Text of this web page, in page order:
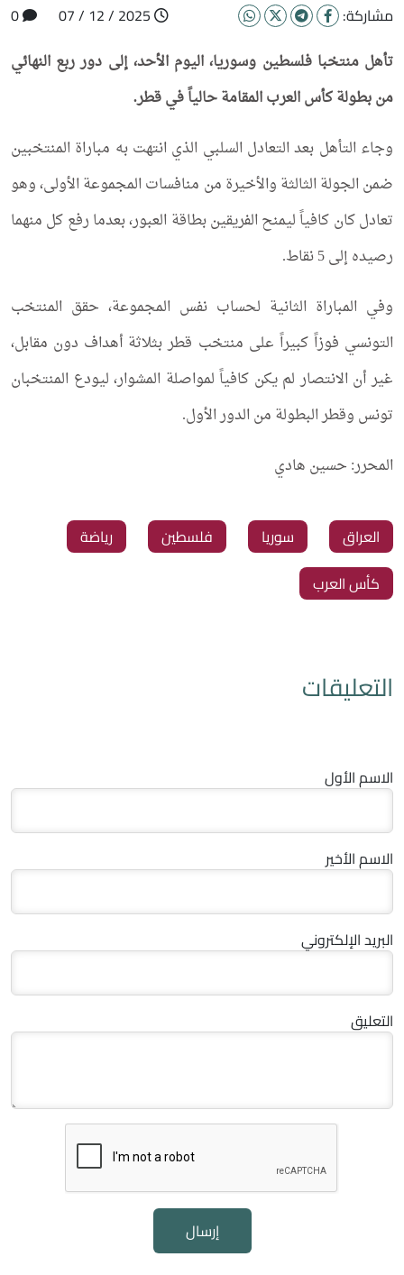
مشاركة:
تأهل منتخبا فلسطين وسوريا، اليوم الأحد، إلى دور ربع النهائي
من بطولة كأس العرب المقامة حالياً في قطر.
وجاء التأهل بعد التعادل السلبي الذي انتهت به مباراة المنتخبين
ضمن الجولة الثالثة والأخيرة من منافسات المجموعة الأولى، وهو
تعادل كان كافياً ليمنح الفريقين بطاقة العبور، بعدما رفع كل منهما
رصيده إلى 5 نقاط.
وفي المباراة الثانية لحساب نفس المجموعة، حقق المنتخب
التونسي فوزاً كبيراً على منتخب قطر بثلاثة أهداف دون مقابل،
غير أن الانتصار لم يكن كافياً لمواصلة المشوار، ليودع المنتخبان
تونس وقطر البطولة من الدور الأول.
المحرر: حسين هادي
العراق سوريا فلسطين
رياضة
كأس العرب
التعليقات
الاسم الأول
الاسم الأخير
البريد الإلكتروني
التعليق
إرسال